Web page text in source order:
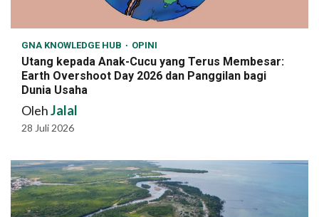
GNA KNOWLEDGE HUB OPINI
Utang kepada Anak-Cucu yang Terus Membesar:
Earth Overshoot Day 2026 dan Panggilan bagi
Dunia Usaha
OlehJalal
28 Juli 2026